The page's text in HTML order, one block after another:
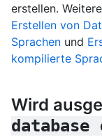
erstellen.
Erstellen von
Sprachen und
kompilierte
Wird
database